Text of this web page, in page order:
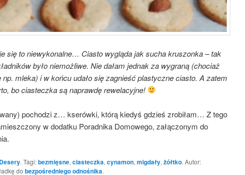
się to niewykonalne… Ciasto wygląda jak sucha kruszonka – tak
było niemożliwe. Nie dałam jednak za wygraną (chociaż
np. mleka) i w końcu udało się zagnieść plastyczne ciasto. A zatem
bo ciasteczka są naprawdę rewelacyjne!
pochodzi z… kserówki, którą kiedyś gdzieś zrobiłam… Z tego
w dodatku Poradnika Domowego, załączonym do
Desery. Tagi:bezmięsne, ciasteczka, cynamon, migdały, żółtko. Autor:
do bezpośredniego odnośnika.